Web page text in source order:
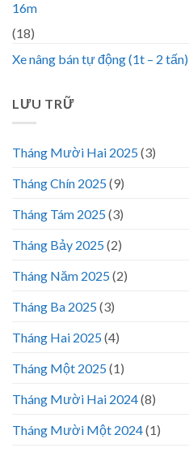
16m
(18)
Xe nâng bán tự động (1t – 2 tấn)
LƯU TRỮ
Tháng Mười Hai 2025(3)
Tháng Chín 2025(9)
Tháng Tám 2025(3)
Tháng Bảy 2025(2)
Tháng Năm 2025(2)
Tháng Ba 2025(3)
Tháng Hai 2025(4)
Tháng Một 2025(1)
Tháng Mười Hai 2024(8)
Tháng Mười Một 2024(1)